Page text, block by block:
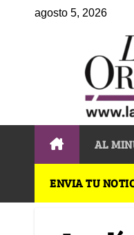
agosto 5, 2026
AL
ENVIA TU